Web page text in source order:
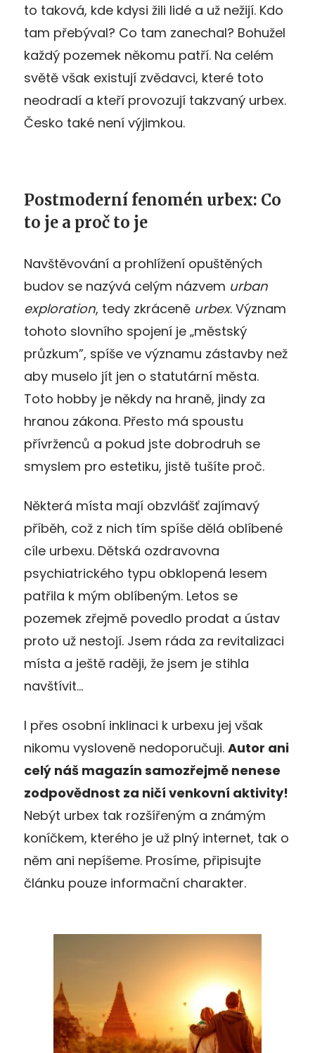
to taková, kde kdysi žili lidé a už nežijí. Kdo
tam přebýval? Co tam zanechal? Bohužel
každý pozemek někomu patří. Na celém
světě však existují zvědavci, které toto
neodradí a kteří provozují takzvaný urbex.
Česko také není výjimkou.
Postmoderní fenomén urbex: Co
to je a proč to je
Navštěvování a prohlížení opuštěných
budov se nazývá celým názvem urban
exploration, tedy zkráceně urbex. Význam
tohoto slovního spojení je „městský
průzkum”, spíše ve významu zástavby než
aby muselo jít jen o statutární města.
Toto hobby je někdy na hraně, jindy za
hranou zákona. Přesto má spoustu
přívrženců a pokud jste dobrodruh se
smyslem pro estetiku, jistě tušíte proč.
Některá místa mají obzvlášť zajímavý
příběh, což z nich tím spíše dělá oblíbené
cíle urbexu. Dětská ozdravovna
psychiatrického typu obklopená lesem
patřila k mým oblíbeným. Letos se
pozemek zřejmě povedlo prodat a ústav
proto už nestojí. Jsem ráda za revitalizaci
místa a ještě raději, že jsem je stihla
navštívit…
I přes osobní inklinaci k urbexu jej však
nikomu vysloveně nedoporučuji. Autor ani
celý náš magazín samozřejmě nenese
zodpovědnost za ničí venkovní aktivity!
Nebýt urbex tak rozšířeným a známým
koníčkem, kterého je už plný internet, tak o
něm ani nepíšeme. Prosíme, připisujte
článku pouze informační charakter.